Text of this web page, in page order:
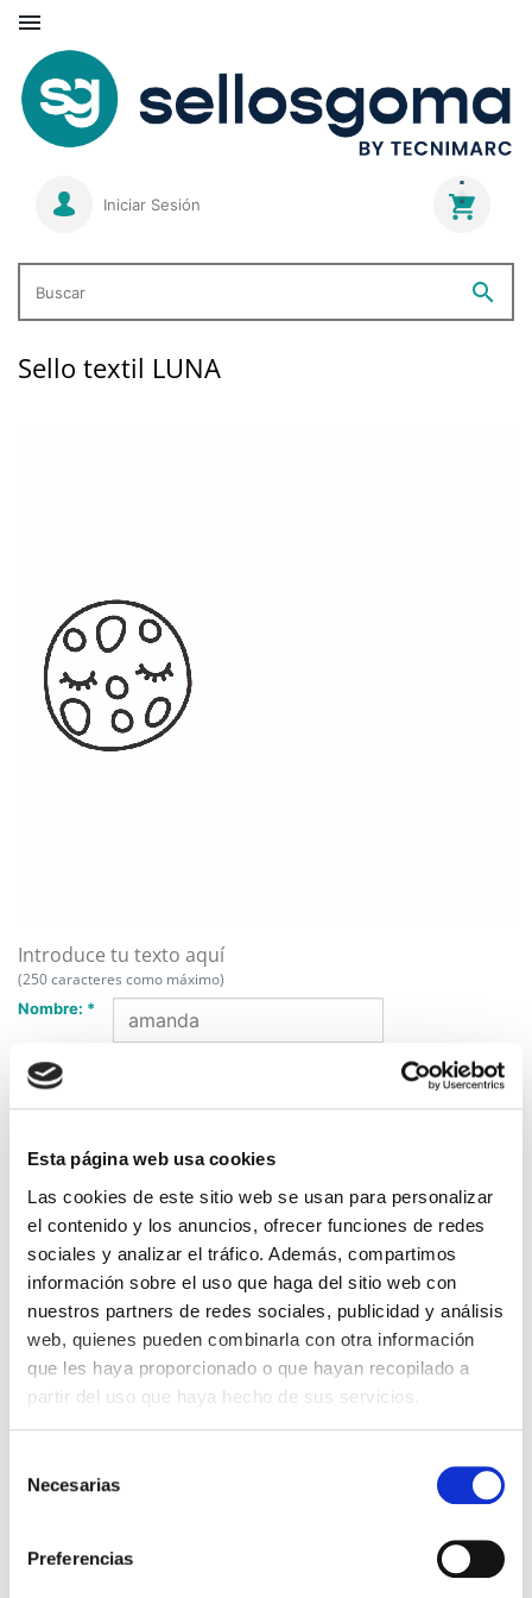
Esta página web usa cookies
Las cookies de este sitio web se usan para personalizar
el contenido y los anuncios, ofrecer funciones de redes
sociales y analizar el tráfico. Además, compartimos
información sobre el uso que haga del sitio web con
nuestros partners de redes sociales, publicidad y análisis
web, quienes pueden combinarla con otra información
que les haya proporcionado o que hayan recopilado a
partir del uso que haya hecho de sus servicios.
Necesarias
Preferencias

Iniciar Sesión
Buscar
search
Sello textil LUNA
22,99 € Impuestos incluidos
CANTIDAD
Incluye tinta resistente a los lavados
QUE EL SELLO DE EJEMPLO
Introduce tu texto aquí
(250 caracteres como máximo)
Nombre: *
Apellido: